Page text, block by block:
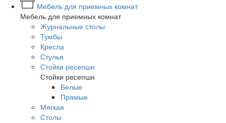
Мебель для приемных комнат
Мебель для приемных комнат
Журнальные столы
Тумбы
Кресла
Стулья
Стойки ресепшн
Стойки ресепшн
Белые
Прямые
Мягкая
Столы